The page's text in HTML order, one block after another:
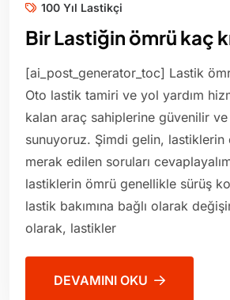
100 Yıl Lastikçi
Bir Lastiğin ömrü kaç
[ai_post_generator_toc] Lastik
Oto lastik tamiri ve yol yardım
kalan araç sahiplerine güvenilir ve
sunuyoruz. Şimdi gelin, lastiklerin
merak edilen soruları
lastiklerin ömrü genellikle sürüş
lastik bakımına bağlı olarak
olarak, lastikler
DEVAMINI OKU